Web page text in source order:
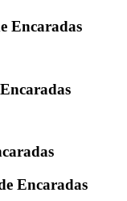
Encaradas
Encaradas
Encaradas